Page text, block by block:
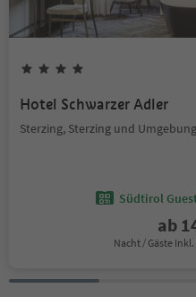
Hotel Schwarzer Adler
Sterzing, Sterzing und Umgebung
Südtirol
ab
Nacht / Gäste